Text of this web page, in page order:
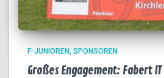
F-JUNIOREN SPONSOREN
Großes Engagement: Fabert